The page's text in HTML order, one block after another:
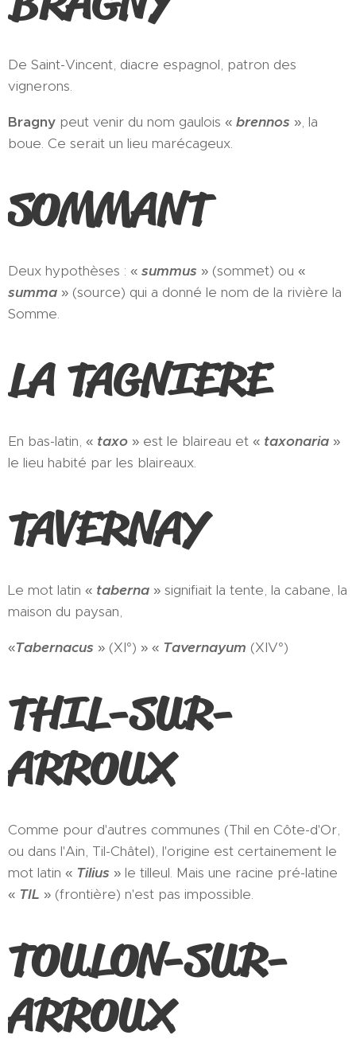
De Saint-Vincent, diacre espagnol, patron des
vignerons.
Bragny peut venir du nom gaulois « brennos », la
boue. Ce serait un lieu marécageux.
SOMMANT
Deux hypothèses : « summus » (sommet) ou «
summa » (source) qui a donné le nom de la rivière la
Somme.
LA TAGNIERE
En bas-latin, « taxo » est le blaireau et « taxonaria »
le lieu habité par les blaireaux.
TAVERNAY
Le mot latin « taberna » signifiait la tente, la cabane, la
maison du paysan,
«Tabernacus » (XI°) » « Tavernayum (XIV°)
THIL-SUR-
ARROUX
Comme pour d'autres communes (Thil en Côte-d'Or,
ou dans l'Ain, Til-Châtel), l'origine est certainement le
mot latin « Tilius » le tilleul. Mais une racine pré-latine
« TIL » (frontière) n'est pas impossible.
TOULON-SUR-
ARROUX